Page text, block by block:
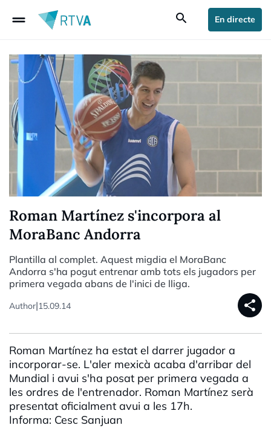
drag_handle search En directe
Roman Martínez s'incorpora al
MoraBanc Andorra
Plantilla al complet. Aquest migdia el MoraBanc
Andorra s'ha pogut entrenar amb tots els jugadors per
primera vegada abans de l'inici de lliga.
Author|15.09.14 share
Roman Martínez ha estat el darrer jugador a
incorporar-se. L'aler mexicà acaba d'arribar del
Mundial i avui s'ha posat per primera vegada a
les ordres de l'entrenador. Roman Martínez serà
presentat oficialment avui a les 17h.
Informa: Cesc Sanjuan